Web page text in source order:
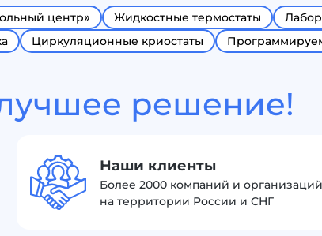
центр» Жидкостные термостаты
Циркуляционные криостаты
решение!
Наши клиенты
Более 2000 компаний и организаций
на территории России и СНГ